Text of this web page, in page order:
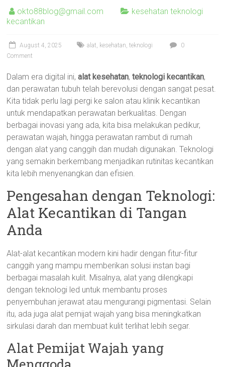
okto88blog@gmail.com
kesehatan teknologi
kecantikan
August 4, 2025 alat, kesehatan,teknologi
0
Comment
Dalam era digital ini,alat kesehatan,teknologi kecantikan,
dan perawatan tubuh telah berevolusi dengan sangat pesat.
Kita tidak perlu lagi pergi ke salon atau klinik kecantikan
untuk mendapatkan perawatan berkualitas. Dengan
berbagai inovasi yang ada, kita bisa melakukan pedikur,
perawatan wajah, hingga perawatan rambut di rumah
dengan alat yang canggih dan mudah digunakan. Teknologi
yang semakin berkembang menjadikan rutinitas kecantikan
kita lebih menyenangkan dan efisien.
Pengesahan dengan Teknologi:
Alat Kecantikan di Tangan
Anda
Alat-alat kecantikan modern kini hadir dengan fitur-fitur
canggih yang mampu memberikan solusi instan bagi
berbagai masalah kulit. Misalnya, alat yang dilengkapi
dengan teknologi led untuk membantu proses
penyembuhan jerawat atau mengurangi pigmentasi. Selain
itu, ada juga alat pemijat wajah yang bisa meningkatkan
sirkulasi darah dan membuat kulit terlihat lebih segar.
Alat Pemijat Wajah yang